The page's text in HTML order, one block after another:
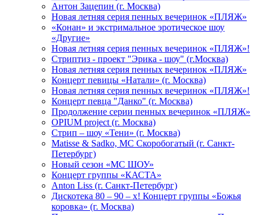
Антон Зацепин (г. Москва)
Новая летняя серия пенных вечеринок «ПЛЯЖ»
«Конан» и экстримальное эротическое шоу
«Другие»
Новая летняя серия пенных вечеринок «ПЛЯЖ»!
Стриптиз - проект "Эрика - шоу" (г.Москва)
Новая летняя серия пенных вечеринок «ПЛЯЖ»
Концерт певицы «Натали» (г. Москва)
Новая летняя серия пенных вечеринок «ПЛЯЖ»!
Концерт певца "Данко" (г. Москва)
Продолжение серии пенных вечеринок «ПЛЯЖ»
OPIUM project (г. Москва)
Стрип – шоу «Тени» (г. Москва)
Matissе & Sadko, MC Скоробогатый (г. Санкт-
Петербург)
Новый сезон «МС ШОУ»
Концерт группы «КАСТА»
Anton Liss (г. Санкт-Петербург)
Дискотека 80 – 90 – х! Концерт группы «Божья
коровка» (г. Москва)